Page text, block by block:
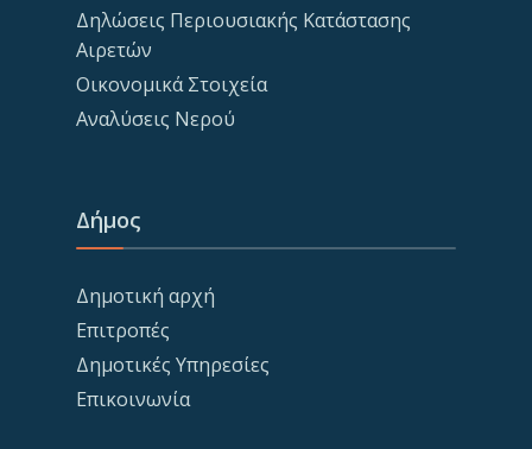
Δηλώσεις Περιουσιακής Κατάστασης
Αιρετών
Οικονομικά Στοιχεία
Αναλύσεις Νερού
Δήμος
Δημοτική αρχή
Επιτροπές
Δημοτικές Υπηρεσίες
Επικοινωνία